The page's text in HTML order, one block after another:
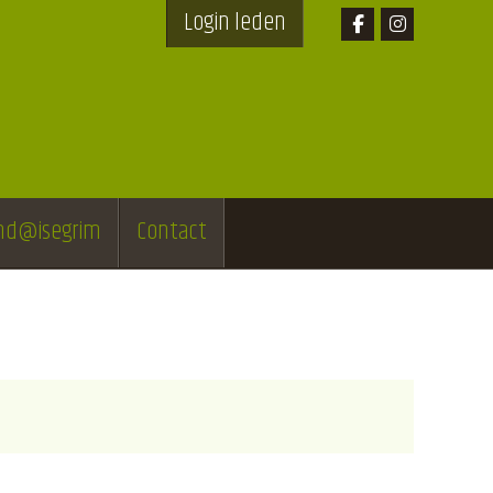
Login leden
Contact